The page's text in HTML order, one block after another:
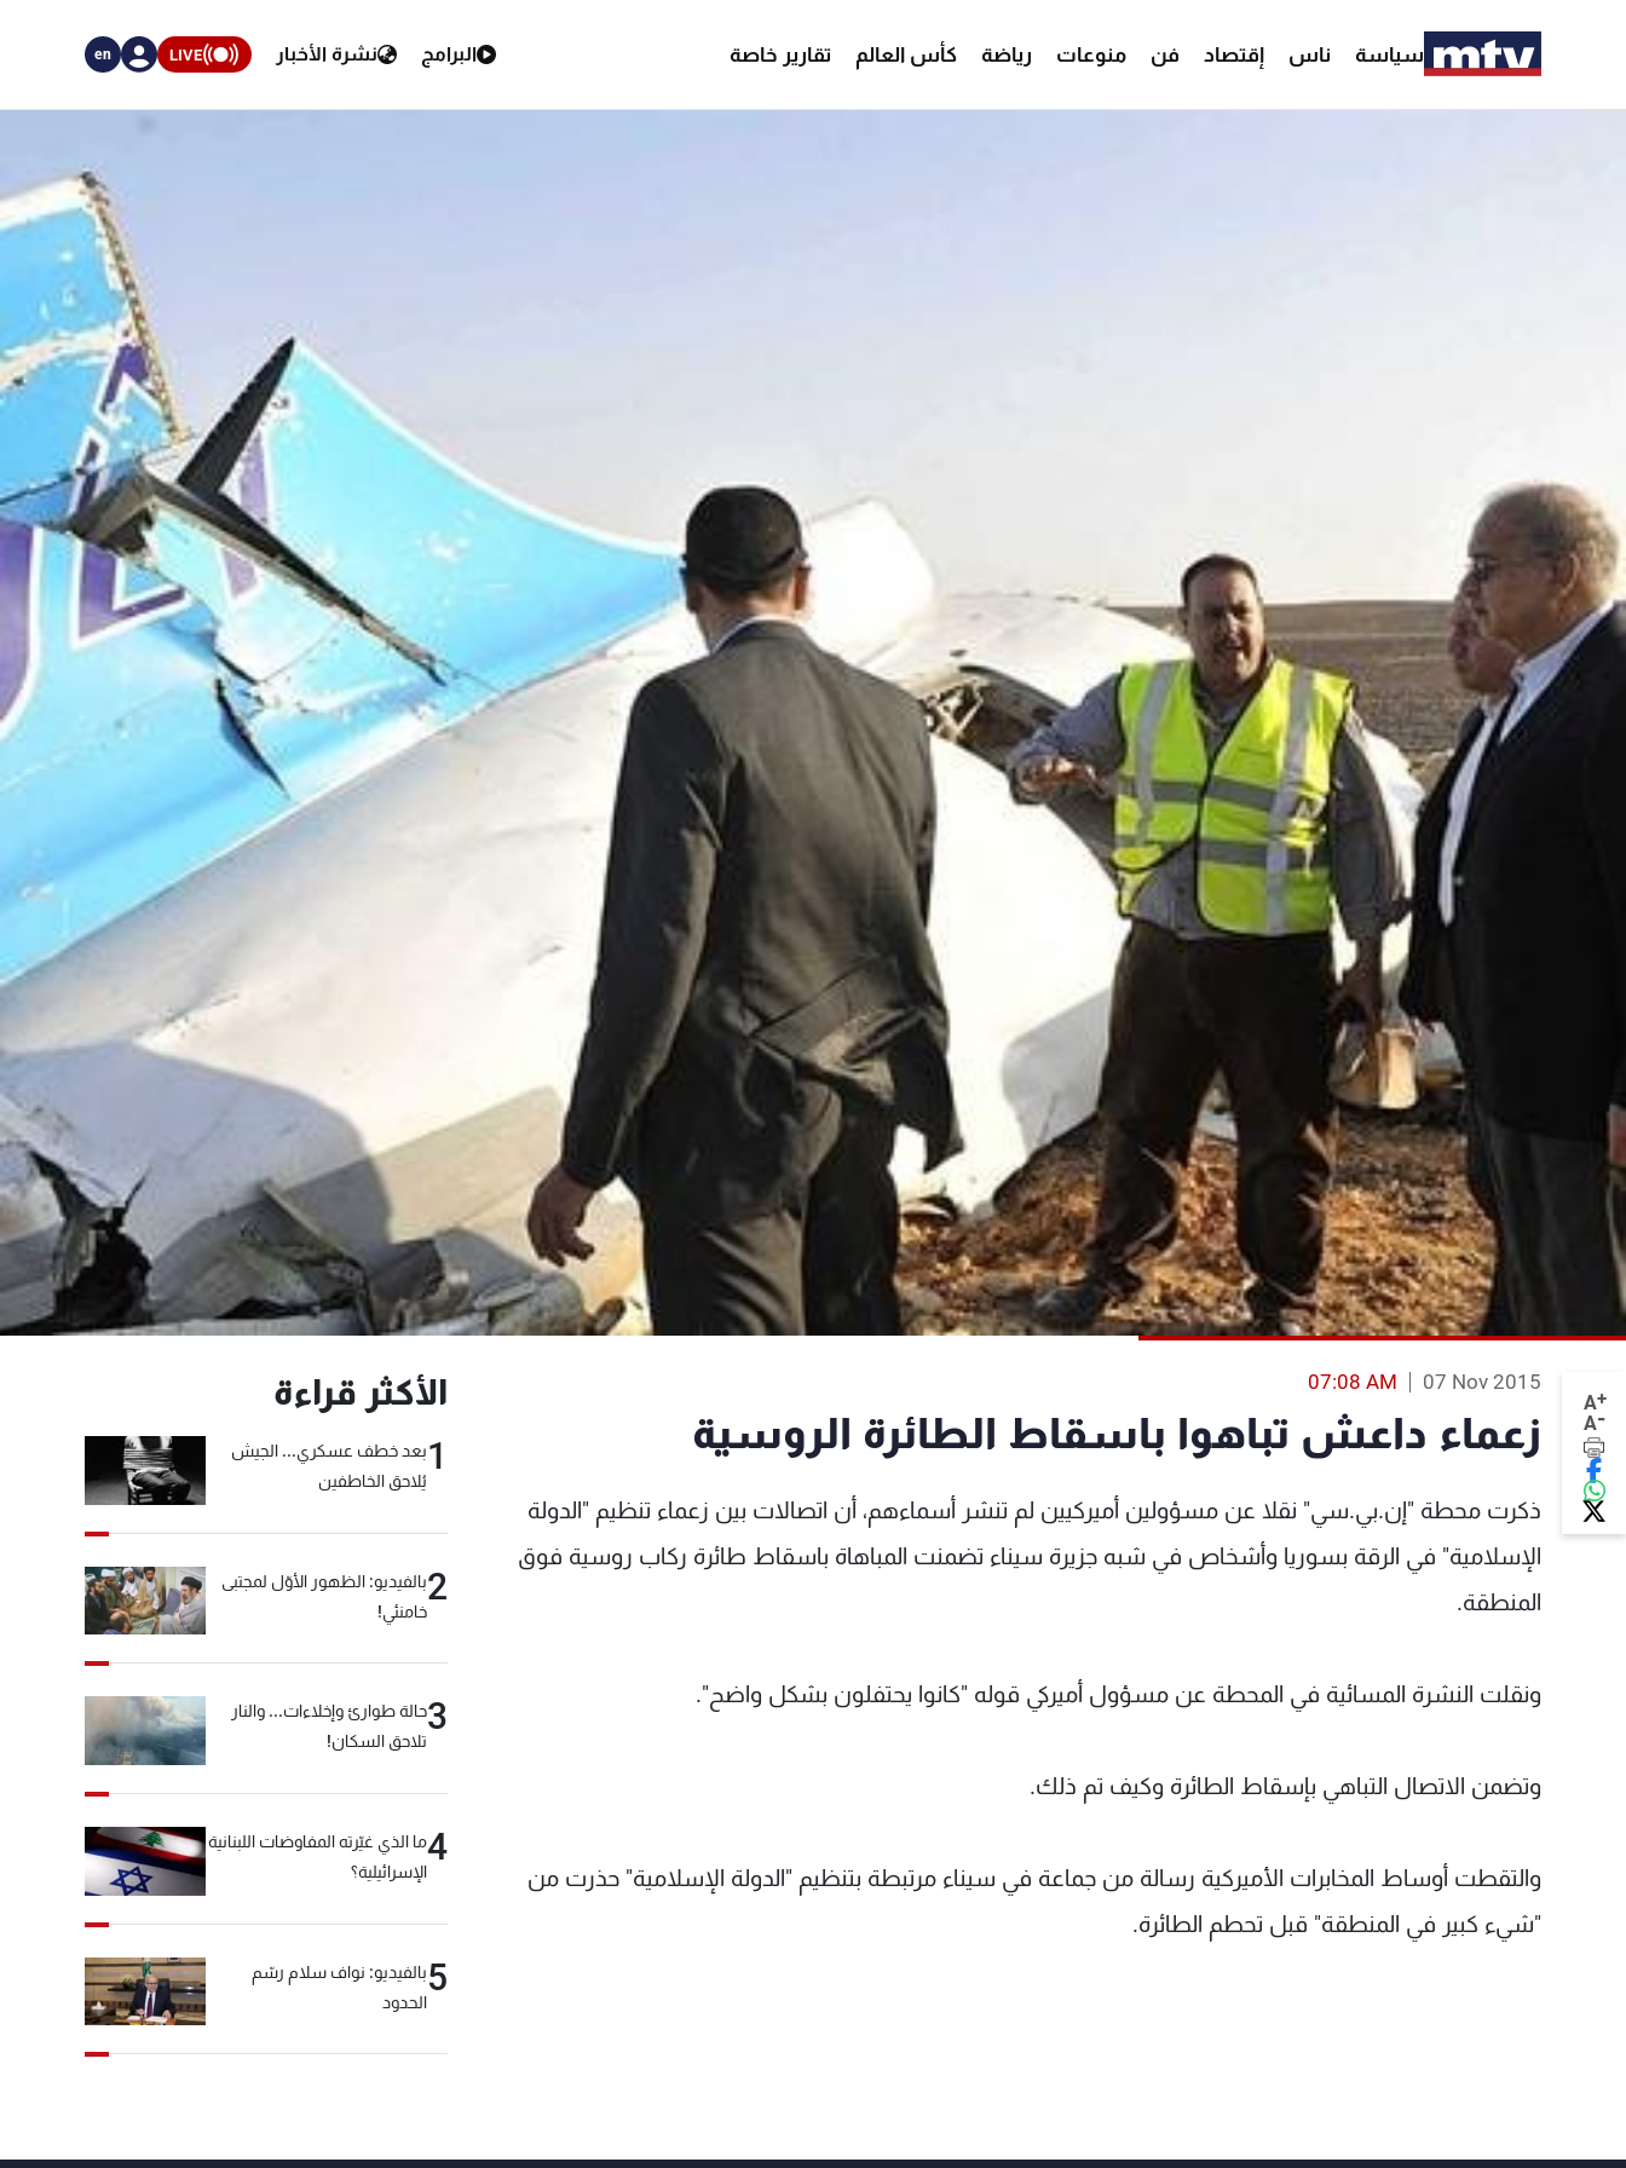
سياسة ناس إقتصاد فن منوعات رياضة كأس العالم تقارير خاصة البرامج نشرة الأخبار LIVE
en
A+
A-
07 Nov 2015
07:08 AM
زعماء داعش تباهوا باسقاط الطائرة الروسية
ذكرت محطة "إن.بي.سي" نقلا عن مسؤولين أميركيين لم تنشر أسماءهم، أن اتصالات بين زعماء تنظيم "الدولة
الإسلامية" في الرقة بسوريا وأشخاص في شبه جزيرة سيناء تضمنت المباهاة باسقاط طائرة ركاب روسية فوق
المنطقة.
ونقلت النشرة المسائية في المحطة عن مسؤول أميركي قوله "كانوا يحتفلون بشكل واضح".
وتضمن الاتصال التباهي بإسقاط الطائرة وكيف تم ذلك.
والتقطت أوساط المخابرات الأميركية رسالة من جماعة في سيناء مرتبطة بتنظيم "الدولة الإسلامية" حذرت من
"شيء كبير في المنطقة" قبل تحطم الطائرة.
الأكثر قراءة
1بعد خطف عسكري... الجيش
يُلاحق الخاطفين
2بالفيديو: الظهور الأوّل لمجتبى
خامنئي!
3حالة طوارئ وإخلاءات... والنار
تلاحق السكان!
4ما الذي غيّرته المفاوضات اللبنانية
الإسرائيلية؟
5بالفيديو: نواف سلام رسّم
الحدود